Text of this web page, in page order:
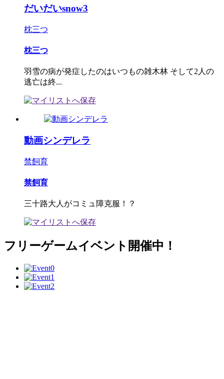
だいだいsnow3
枕三つ
枕三つ
羽雪の病が発症したのはいつもの雑木林 そして2人の
逃亡は終...
動画シンデレラ
禁飼育
禁飼育
三十路大人がコミュ障克服！？
フリーゲームイベント開催中！